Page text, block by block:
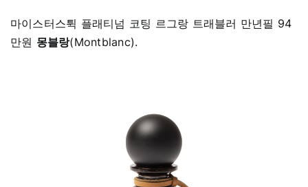
마이스터스튁 플래티넘 코팅 르그랑 트래블러 만년필 94
만원 몽블랑(Montblanc).